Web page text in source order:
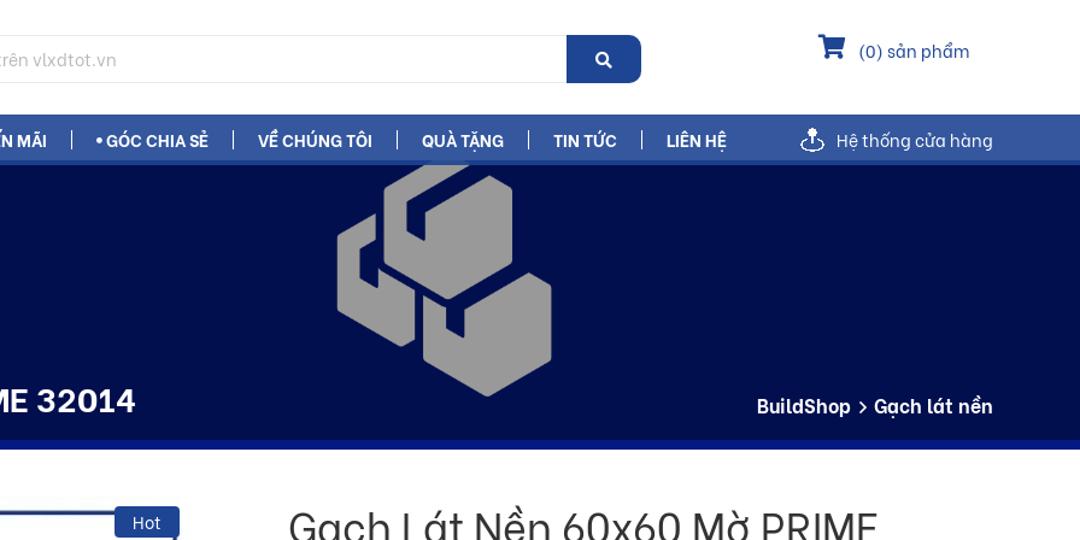
(0) sản phẩm
MÃI GÓC CHIA SẺ VỀ CHÚNG TÔI QUÀ TẶNG TIN TỨC LIÊN HỆ Hệ thống cửa hàng
32014 BuildShop Gạch lát nền
Hot
Gạch Lát Nền 60x60 Mờ PRIME